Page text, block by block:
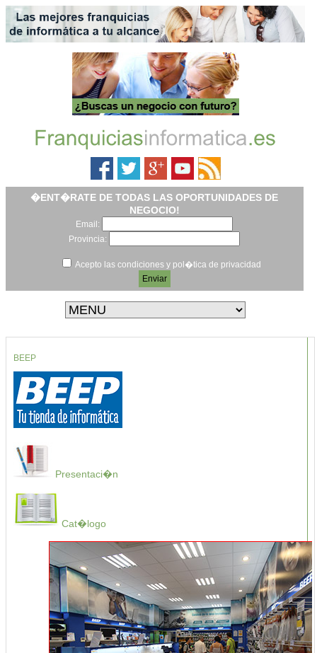
�ENT�RATE DE TODAS LAS OPORTUNIDADES DE
NEGOCIO!
Email:
Provincia:
Acepto las condiciones y pol�tica de privacidad
BEEP
Presentaci�n
Cat�logo